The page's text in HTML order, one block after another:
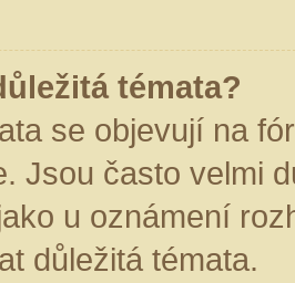
témata?
se objevují na
Jsou často velmi
u oznámení
důležitá témata.